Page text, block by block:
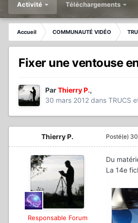
Activité Téléchargements
Accueil COMMUNAUTÉ VIDÉO
Fixer une ventouse
ParThierry P.,
30 mars 2012 dans TRUCS
Thierry P.
Responsable Forum
Posté(e)
Du
La 14e